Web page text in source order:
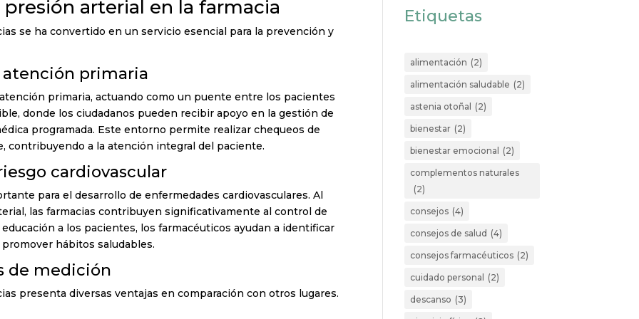
arterial en la farmacia
se ha convertido en un servicio esencial para la prevención y
atención primaria
primaria, actuando como un puente entre los pacientes
donde los ciudadanos pueden recibir apoyo en la gestión de
programada. Este entorno permite realizar chequeos de
contribuyendo a la atención integral del paciente.
cardiovascular
para el desarrollo de enfermedades cardiovasculares. Al
las farmacias contribuyen significativamente al control de
a los pacientes, los farmacéuticos ayudan a identificar
hábitos saludables.
de medición
presenta diversas ventajas en comparación con otros lugares.
Etiquetas
alimentación (2)
alimentación saludable (2)
astenia otoñal (2)
bienestar (2)
bienestar emocional (2)
complementos naturales
(2)
consejos (4)
consejos de salud (4)
consejos farmacéuticos (2)
cuidado personal (2)
descanso (3)